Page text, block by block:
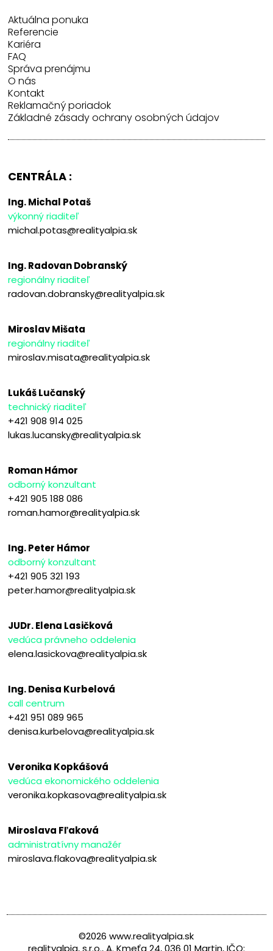
Aktuálna ponuka
Referencie
Kariéra
FAQ
Správa prenájmu
O nás
Kontakt
Reklamačný poriadok
Základné zásady ochrany osobných údajov
CENTRÁLA :
Ing. Michal Potaš
výkonný riaditeľ
michal.potas@realityalpia.sk
Ing. Radovan Dobranský
regionálny riaditeľ
radovan.dobransky@realityalpia.sk
Miroslav Mišata
regionálny riaditeľ
miroslav.misata@realityalpia.sk
Lukáš Lučanský
technický riaditeľ
+421 908 914 025
lukas.lucansky@realityalpia.sk
Roman Hámor
odborný konzultant
+421 905 188 086
roman.hamor@realityalpia.sk
Ing. Peter Hámor
odborný konzultant
+421 905 321 193
peter.hamor@realityalpia.sk
JUDr. Elena Lasičková
vedúca právneho oddelenia
elena.lasickova@realityalpia.sk
Ing. Denisa Kurbelová
call centrum
+421 951 089 965
denisa.kurbelova@realityalpia.sk
Veronika Kopkášová
vedúca ekonomického oddelenia
veronika.kopkasova@realityalpia.sk
Miroslava Fľaková
administratívny manažér
miroslava.flakova@realityalpia.sk
©2026 www.realityalpia.sk
realityalpia, s.r.o., A. Kmeťa 24, 036 01 Martin, IČO: